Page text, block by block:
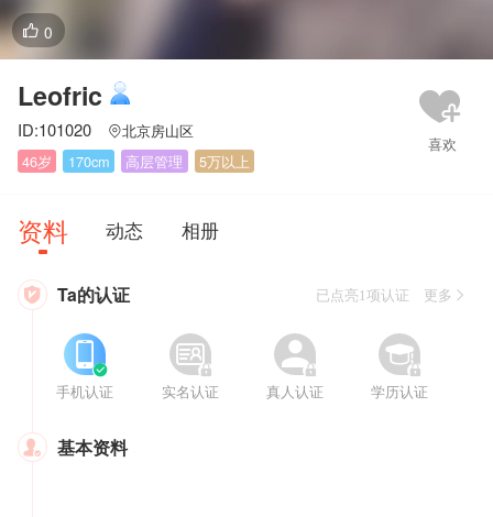
 0
Leofric
ID:101020 北京房山区
46岁
170cm 高层管理 5万以上
资料 动态 相册
 Ta的认证 已点亮1项认证 更多

手机认证


实名认证


真人认证


学历认证
 基本资料